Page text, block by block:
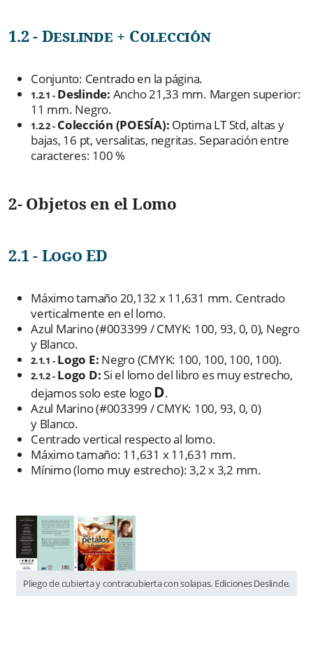
1.2 - Deslinde + Colección
Conjunto: Centrado en la página.
1.2.1 -Deslinde: Ancho 21,33 mm. Margen superior:
11 mm. Negro.
1.2.2 -Colección (POESÍA): Optima LT Std, altas y
bajas, 16 pt, versalitas, negritas. Separación entre
caracteres: 100 %
2- Objetos en el Lomo
2.1 - Logo ED
Máximo tamaño 20,132 x 11,631 mm. Centrado
verticalmente en el lomo.
Azul Marino (#003399 / CMYK: 100, 93, 0, 0), Negro
y Blanco.
2.1.1 -Logo E: Negro (CMYK: 100, 100, 100, 100).
2.1.2 -Logo D:Si el lomo del libro es muy estrecho,
dejamos solo este logoD.
Azul Marino (#003399 / CMYK: 100, 93, 0, 0)
y Blanco.
Centrado vertical respecto al lomo.
Máximo tamaño: 11,631 x 11,631 mm.
Mínimo (lomo muy estrecho): 3,2 x 3,2 mm.
Pliego de cubierta y contracubierta con solapas. Ediciones Deslinde.